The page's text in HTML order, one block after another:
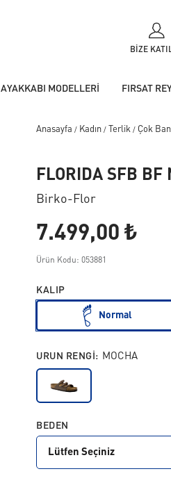
BIZE
AYAKKABI MODELLERİ FIRSAT
Anasayfa / Kadın / Terlik / Çok
FLORIDA SFB BF
Birko-Flor
7.499,00 ₺
Ürün Kodu: 053881
KALIP
Normal
URUN RENGI: MOCHA
BEDEN
Lütfen Seçiniz